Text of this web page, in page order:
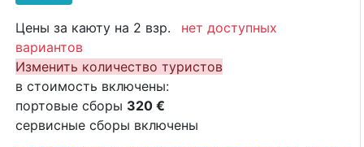
Цены за каюту на 2 взр.
нет доступных
вариантов
Изменить количество туристов
в стоимость включены:
портовые сборы 320 €
сервисные сборы включены